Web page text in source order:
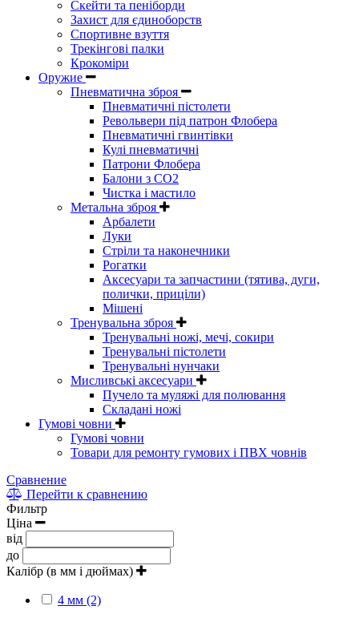
Скейти та пеніборди
Захист для єдиноборств
Спортивне взуття
Трекінгові палки
Крокоміри
Оружие
Пневматична зброя
Пневматичні пістолети
Револьвери під патрон Флобера
Пневматичні гвинтівки
Кулі пневматичні
Патрони Флобера
Балони з CO2
Чистка і мастило
Метальна зброя
Арбалети
Луки
Стріли та наконечники
Рогатки
Аксесуари та запчастини (тятива, дуги,
полички, приціли)
Мішені
Тренувальна зброя
Тренувальні ножі, мечі, сокири
Тренувальні пістолети
Тренувальні нунчаки
Мисливські аксесуари
Пучело та муляжі для полювання
Складані ножі
Гумові човни
Гумові човни
Товари для ремонту гумових і ПВХ човнів
Сравнение
Перейти к сравнению
Фильтр
Ціна
від
до
Калібр (в мм і дюймах)
4 мм (2)